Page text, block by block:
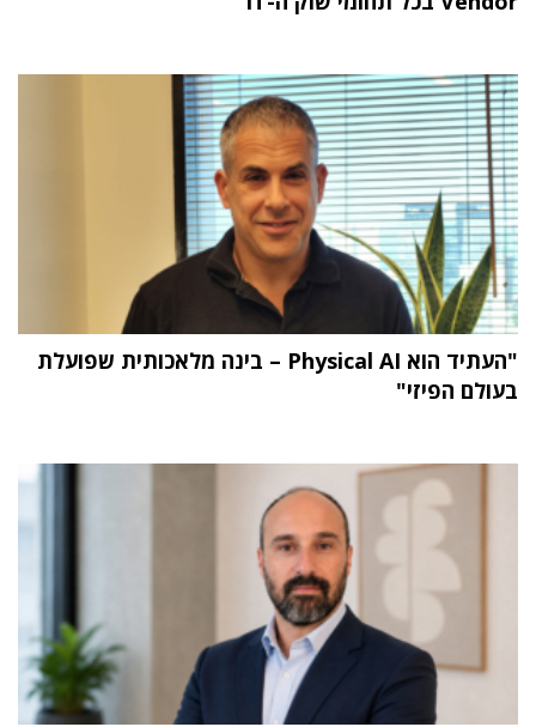
"העתיד הוא Physical AI – בינה מלאכותית שפועלת
בעולם הפיזי"